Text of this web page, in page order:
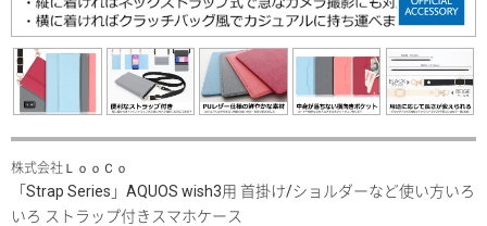
株式会社ＬｏｏＣｏ
「Strap Series」AQUOS wish3用 首掛け/ショルダーなど使い方いろ
いろ ストラップ付きスマホケース